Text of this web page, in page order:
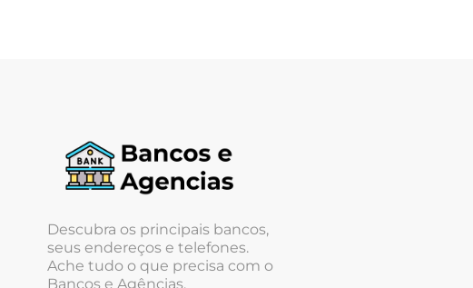
Descubra os principais bancos,
seus endereços e telefones.
Ache tudo o que precisa com o
Bancos e Agências.